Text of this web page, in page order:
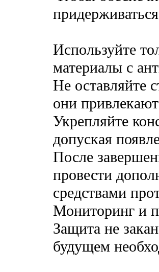
Используйте
материалы с
Не оставляйте
они
Укрепляйте
допуская
После
провести
средствами
Мониторинг и
Защита не
будущем